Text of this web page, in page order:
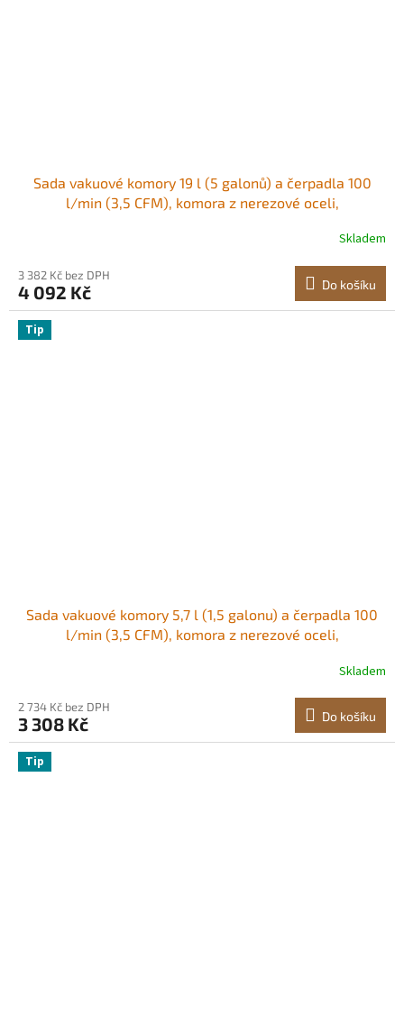
Sada vakuové komory 19 l (5 galonů) a čerpadla 100
l/min (3,5 CFM), komora z nerezové oceli,
čerpadlem, s akrylovým víkem, olej, hadice 1,5 m (4,92
Skladem
3 382 Kč bez DPH
4 092 Kč Do košíku
Tip
Sada vakuové komory 5,7 l (1,5 galonu) a čerpadla 100
l/min (3,5 CFM), komora z nerezové oceli,
čerpadlem, s akrylovým víkem, olej, hadice 1,5 m (4,92
stopy), pro odplyňování pryskyřičných silikonových
Skladem
2 734 Kč bez DPH
3 308 Kč Do košíku
Tip